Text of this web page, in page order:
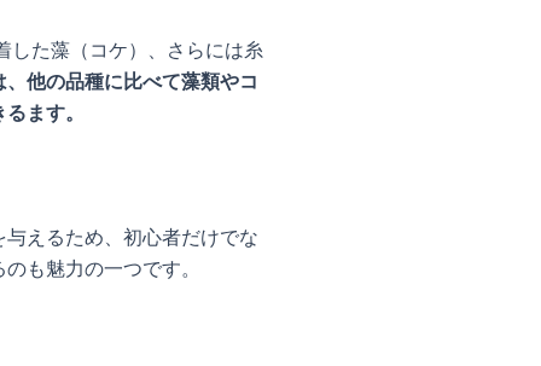
した藻（コケ）、さらには糸
他の品種に比べて藻類やコ
ます。
えるため、初心者だけでな
も魅力の一つです。